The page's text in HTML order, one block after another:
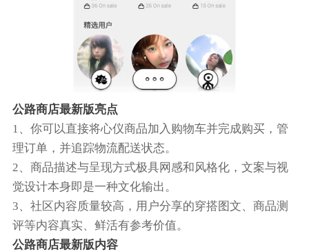
公路商店最新版亮点
1、你可以直接将心仪商品加入购物车并完成购买，管
理订单，并追踪物流配送状态。
2、商品描述与呈现方式极具网感和风格化，文案与视
觉设计本身即是一种文化输出。
3、社区内容质量较高，用户分享的穿搭图文、商品测
评等内容真实、鲜活有参考价值。
公路商店最新版内容